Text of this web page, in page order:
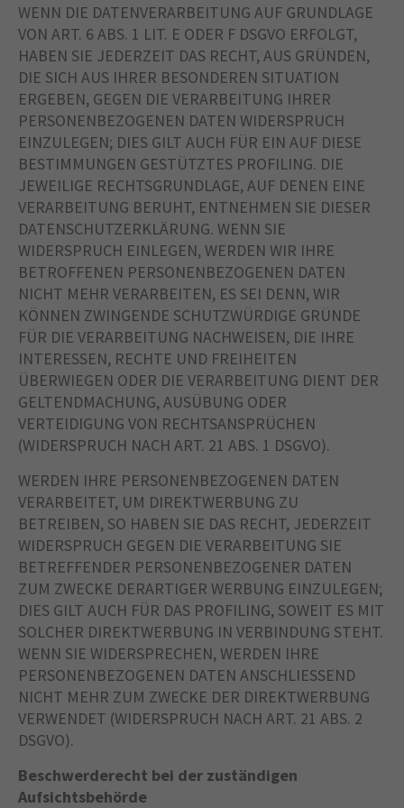
WENN DIE DATENVERARBEITUNG AUF GRUNDLAGE
VON ART. 6 ABS. 1 LIT. E ODER F DSGVO ERFOLGT,
HABEN SIE JEDERZEIT DAS RECHT, AUS GRÜNDEN,
DIE SICH AUS IHRER BESONDEREN SITUATION
ERGEBEN, GEGEN DIE VERARBEITUNG IHRER
PERSONENBEZOGENEN DATEN WIDERSPRUCH
EINZULEGEN; DIES GILT AUCH FÜR EIN AUF DIESE
BESTIMMUNGEN GESTÜTZTES PROFILING. DIE
JEWEILIGE RECHTSGRUNDLAGE, AUF DENEN EINE
VERARBEITUNG BERUHT, ENTNEHMEN SIE DIESER
DATENSCHUTZERKLÄRUNG. WENN SIE
WIDERSPRUCH EINLEGEN, WERDEN WIR IHRE
BETROFFENEN PERSONENBEZOGENEN DATEN
NICHT MEHR VERARBEITEN, ES SEI DENN, WIR
KÖNNEN ZWINGENDE SCHUTZWÜRDIGE GRÜNDE
FÜR DIE VERARBEITUNG NACHWEISEN, DIE IHRE
INTERESSEN, RECHTE UND FREIHEITEN
ÜBERWIEGEN ODER DIE VERARBEITUNG DIENT DER
GELTENDMACHUNG, AUSÜBUNG ODER
VERTEIDIGUNG VON RECHTSANSPRÜCHEN
(WIDERSPRUCH NACH ART. 21 ABS. 1 DSGVO).
WERDEN IHRE PERSONENBEZOGENEN DATEN
VERARBEITET, UM DIREKTWERBUNG ZU
BETREIBEN, SO HABEN SIE DAS RECHT, JEDERZEIT
WIDERSPRUCH GEGEN DIE VERARBEITUNG SIE
BETREFFENDER PERSONENBEZOGENER DATEN
ZUM ZWECKE DERARTIGER WERBUNG EINZULEGEN;
DIES GILT AUCH FÜR DAS PROFILING, SOWEIT ES MIT
SOLCHER DIREKTWERBUNG IN VERBINDUNG STEHT.
WENN SIE WIDERSPRECHEN, WERDEN IHRE
PERSONENBEZOGENEN DATEN ANSCHLIESSEND
NICHT MEHR ZUM ZWECKE DER DIREKTWERBUNG
VERWENDET (WIDERSPRUCH NACH ART. 21 ABS. 2
DSGVO).
Beschwerderecht bei der zuständigen
Aufsichtsbehörde